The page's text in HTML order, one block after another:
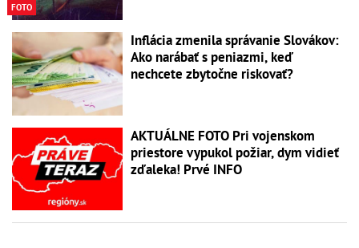
FOTO
Inflácia zmenila správanie Slovákov:
Ako narábať s peniazmi, keď
nechcete zbytočne riskovať?
AKTUÁLNE FOTO Pri vojenskom
priestore vypukol požiar, dym vidieť
zďaleka! Prvé INFO